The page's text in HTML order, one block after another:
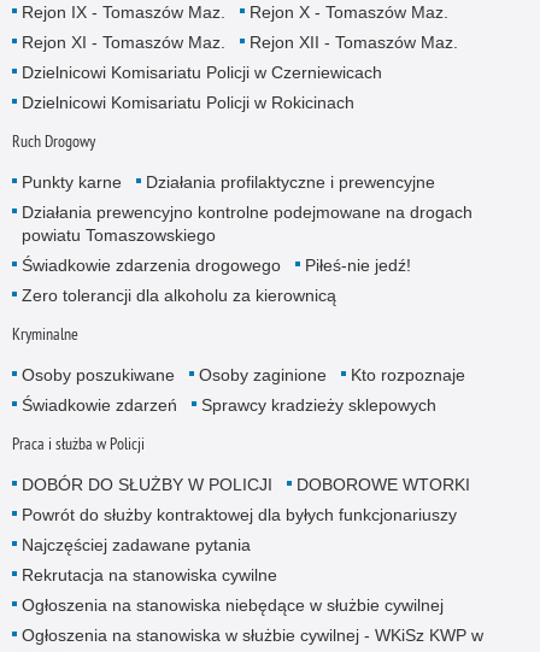
Rejon IX - Tomaszów Maz.
Rejon X - Tomaszów Maz.
Rejon XI - Tomaszów Maz.
Rejon XII - Tomaszów Maz.
Dzielnicowi Komisariatu Policji w Czerniewicach
Dzielnicowi Komisariatu Policji w Rokicinach
Ruch Drogowy
Punkty karne
Działania profilaktyczne i prewencyjne
Działania prewencyjno kontrolne podejmowane na drogach
powiatu Tomaszowskiego
Świadkowie zdarzenia drogowego
Piłeś-nie jedź!
Zero tolerancji dla alkoholu za kierownicą
Kryminalne
Osoby poszukiwane Osoby zaginione
Kto rozpoznaje
Świadkowie zdarzeń
Sprawcy kradzieży sklepowych
Praca i służba w Policji
DOBÓR DO SŁUŻBY W POLICJI
DOBOROWE WTORKI
Powrót do służby kontraktowej dla byłych funkcjonariuszy
Najczęściej zadawane pytania
Rekrutacja na stanowiska cywilne
Ogłoszenia na stanowiska niebędące w służbie cywilnej
Ogłoszenia na stanowiska w służbie cywilnej - WKiSz KWP w